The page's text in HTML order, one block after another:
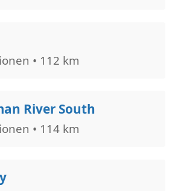
• 112 km
River South
• 114 km